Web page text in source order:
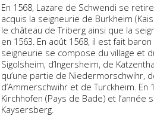
En 1568, Lazare de Schwendi se
acquis la seigneurie de Burkheim
le château de Triberg ainsi que la
en 1563. En août 1568, il est fait
seigneurie se compose du village et
Sigolsheim, d’Ingersheim, de
qu’une partie de Niedermorschwihr,
d’Ammerschwihr et de Turckheim.
Kirchhofen (Pays de Bade) et
Kaysersberg.